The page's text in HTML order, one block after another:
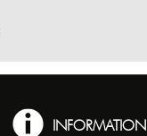
INFORMATION